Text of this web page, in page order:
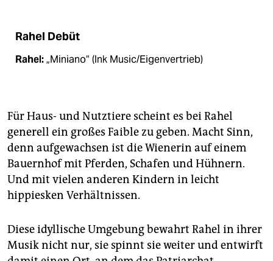
Rahel Debüt
Rahel:„Miniano“ (Ink Music/Eigenvertrieb)
Für Haus- und Nutztiere scheint es bei Rahel
generell ein großes Faible zu geben. Macht Sinn,
denn aufgewachsen ist die Wienerin auf einem
Bauernhof mit Pferden, Schafen und Hühnern.
Und mit vielen anderen Kindern in leicht
hippiesken Verhältnissen.
Diese idyllische Umgebung bewahrt Rahel in ihrer
Musik nicht nur, sie spinnt sie weiter und entwirft